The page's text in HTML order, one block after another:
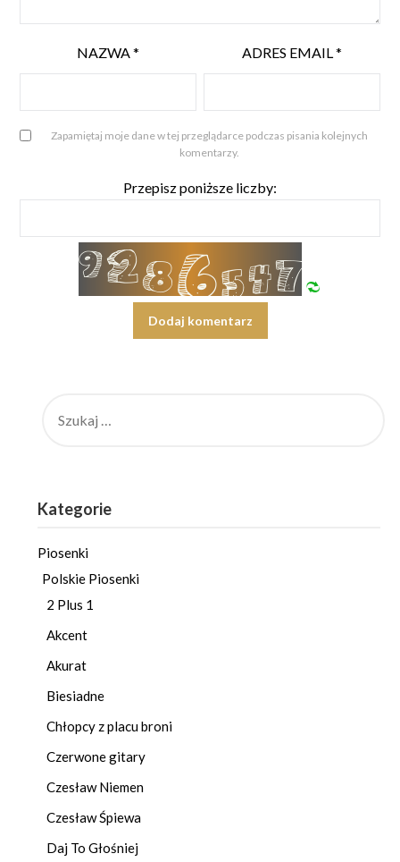
NAZWA* ADRES EMAIL *
Zapamiętaj moje dane w tej przeglądarce podczas pisania kolejnych
komentarzy.
Przepisz poniższe liczby:
Kategorie
Piosenki
Polskie Piosenki
2 Plus 1
Akcent
Akurat
Biesiadne
Chłopcy z placu broni
Czerwone gitary
Czesław Niemen
Czesław Śpiewa
Daj To Głośniej